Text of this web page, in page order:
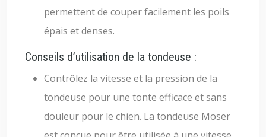
permettent de couper facilement les poils
épais et denses.
Conseils d’utilisation de la tondeuse :
Contrôlez la vitesse et la pression de la
tondeuse pour une tonte efficace et sans
douleur pour le chien. La tondeuse Moser